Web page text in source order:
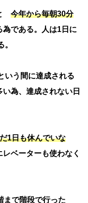
今年から毎朝30分
為である。人は1日に
いう間に達成される
為、達成されない日
1日も休んでいな
ベーターも使わなく
まで階段で行った